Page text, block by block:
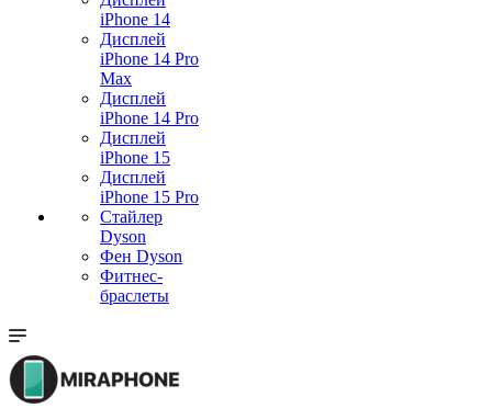
iPhone 14
Дисплей
iPhone 14 Pro
Max
Дисплей
iPhone 14 Pro
Дисплей
iPhone 15
Дисплей
iPhone 15 Pro
Стайлер
Dyson
Фен Dyson
Фитнес-
браслеты